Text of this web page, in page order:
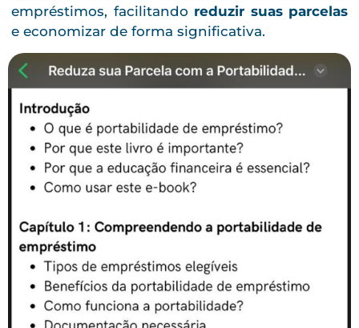
empréstimos, facilitando reduzir suas parcelas
e economizar de forma significativa.